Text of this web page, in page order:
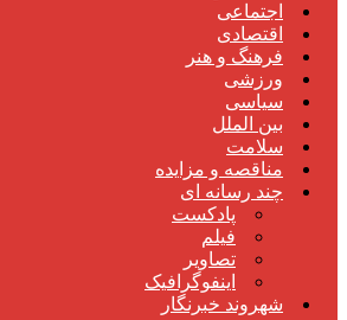
اجتماعی
اقتصادی
فرهنگ و هنر
ورزشی
سیاسی
بین الملل
سلامت
مناقصه و مزایده
چند رسانه ای
پادکست
فیلم
تصاویر
اینفوگرافیک
شهروند خبرنگار